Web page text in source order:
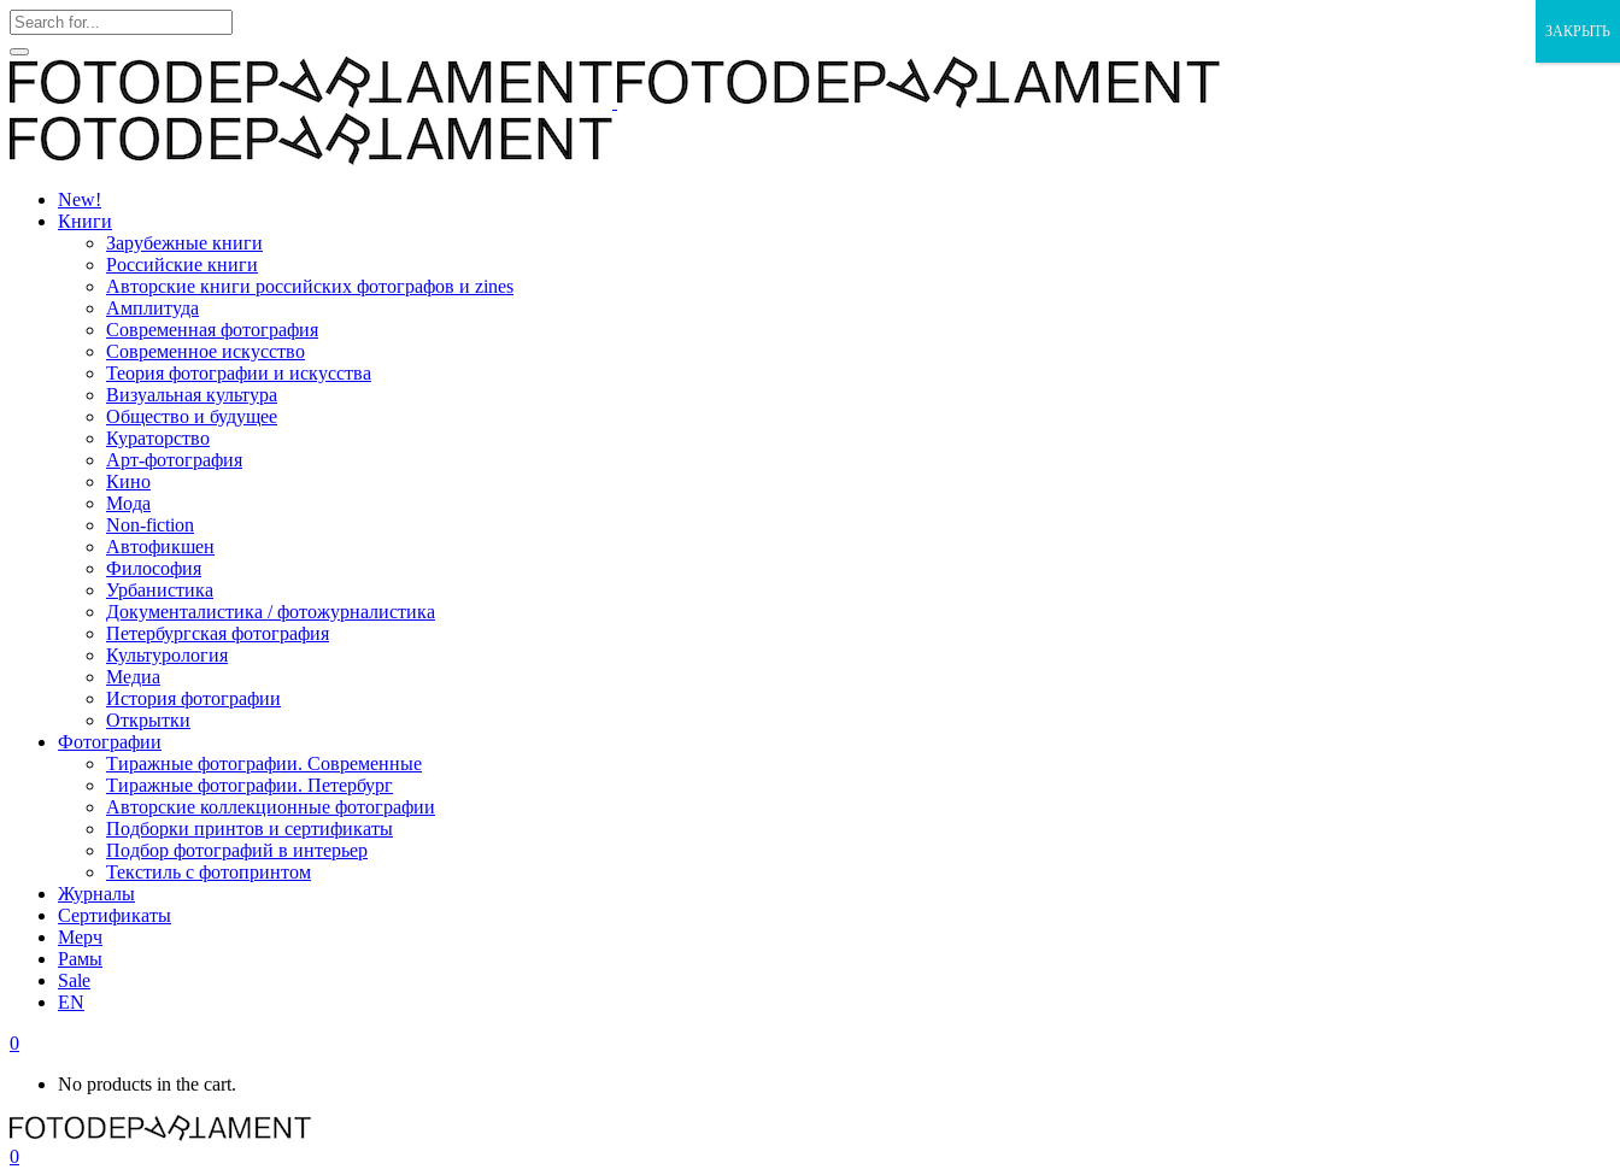
New!
Книги
Зарубежные книги
Российские книги
Авторские книги российских фотографов и zines
Амплитуда
Современная фотография
Современное искусство
Теория фотографии и искусства
Визуальная культура
Общество и будущее
Кураторство
Арт-фотография
Кино
Мода
Non-fiction
Автофикшен
Философия
Урбанистика
Документалистика / фотожурналистика
Петербургская фотография
Культурология
Медиа
История фотографии
Открытки
Фотографии
Тиражные фотографии. Современные
Тиражные фотографии. Петербург
Авторские коллекционные фотографии
Подборки принтов и сертификаты
Подбор фотографий в интерьер
Текстиль с фотопринтом
Журналы
Сертификаты
Мерч
Рамы
Sale
EN
0
No products in the cart.
0
ЗАКРЫТЬ